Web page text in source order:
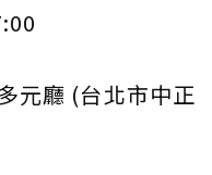
元廳 (台北市中正